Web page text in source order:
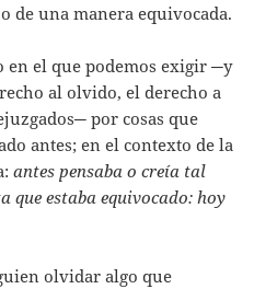
de una manera equivocada.
en el que podemos exigir ─y
al olvido, el derecho a
por cosas que
antes; en el contexto de la
antes pensaba o creía tal
que estaba equivocado: hoy
olvidar algo que